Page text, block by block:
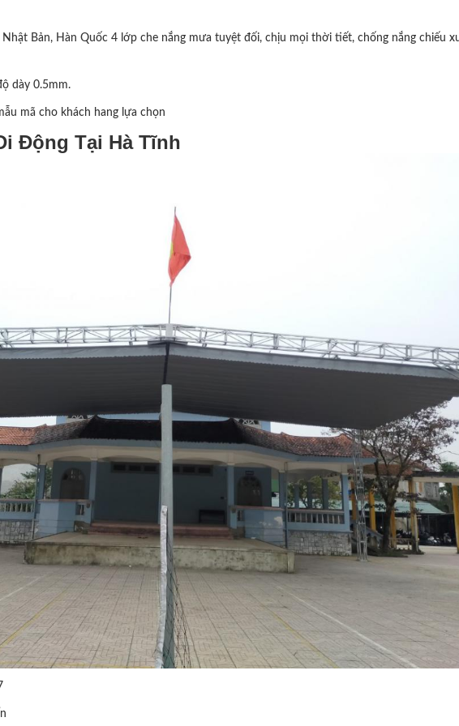
Bản, Hàn Quốc 4 lớp che nắng mưa tuyệt đối, chịu mọi thời tiết, chống nắng chiếu
dày 0.5mm.
mã cho khách hang lựa chọn
Động Tại Hà Tĩnh